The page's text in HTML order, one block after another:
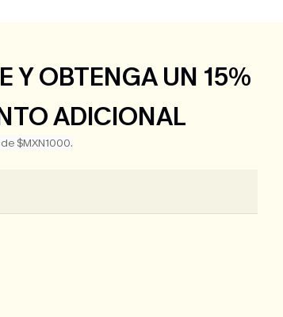
Y OBTENGA UN 15%
ADICIONAL
$MXN1000.